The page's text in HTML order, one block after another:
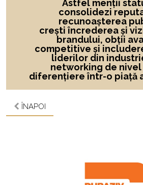
Astfel menții
consolidezi
recunoașterea
crești încrederea și
brandului, obții
competitive și
liderilor din
networking de nivel
diferențiere într-o piață
ÎNAPOI